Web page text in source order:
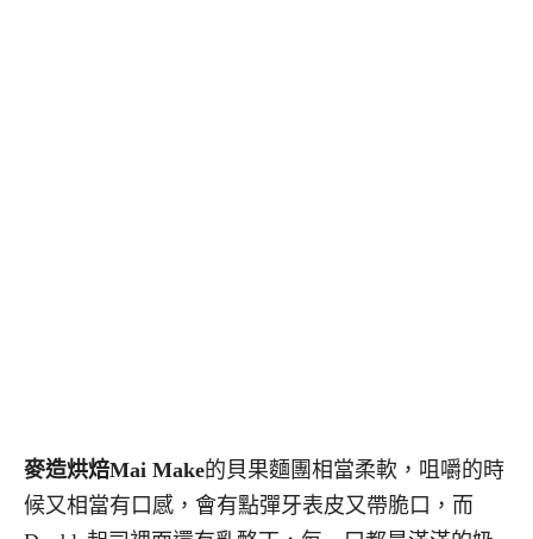
麥造烘焙Mai Make的貝果麵團相當柔軟，咀嚼的時
候又相當有口感，會有點彈牙表皮又帶脆口，而